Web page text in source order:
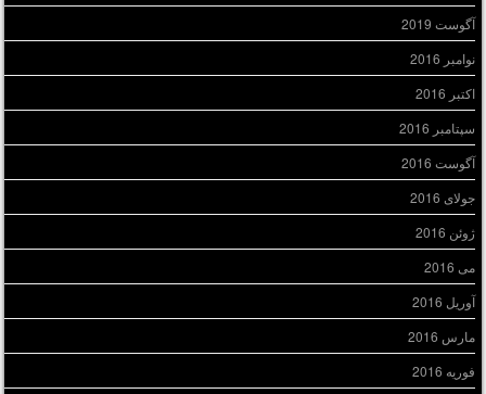
آگوست 2019
نوامبر 2016
اکتبر 2016
سپتامبر 2016
آگوست 2016
جولای 2016
ژوئن 2016
می 2016
آوریل 2016
مارس 2016
فوریه 2016